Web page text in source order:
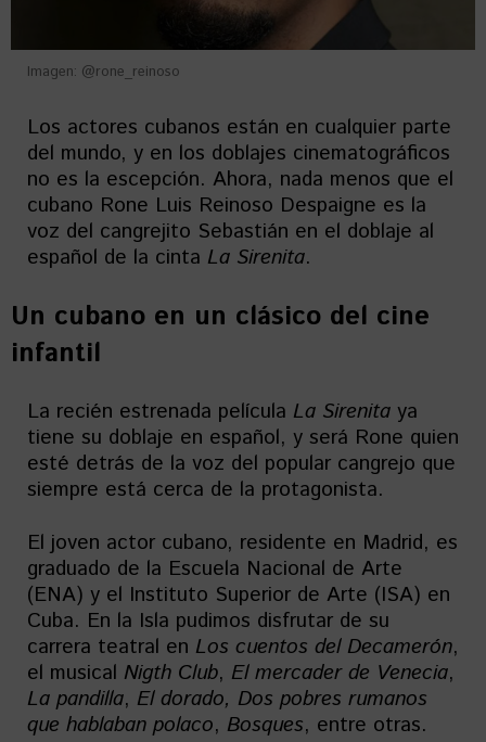
Imagen: @rone_reinoso
Los actores cubanos están en cualquier parte
del mundo, y en los doblajes cinematográficos
no es la escepción. Ahora, nada menos que el
cubano Rone Luis Reinoso Despaigne es la
voz del cangrejito Sebastián en el doblaje al
español de la cinta La Sirenita.
Un cubano en un clásico del cine
infantil
La recién estrenada película La Sirenita ya
tiene su doblaje en español, y será Rone quien
esté detrás de la voz del popular cangrejo que
siempre está cerca de la protagonista.
El joven actor cubano, residente en Madrid, es
graduado de la Escuela Nacional de Arte
(ENA) y el Instituto Superior de Arte (ISA) en
Cuba. En la Isla pudimos disfrutar de su
carrera teatral en Los cuentos del Decamerón,
el musical Nigth Club, El mercader de Venecia,
La pandilla, El dorado, Dos pobres rumanos
que hablaban polaco, Bosques, entre otras.